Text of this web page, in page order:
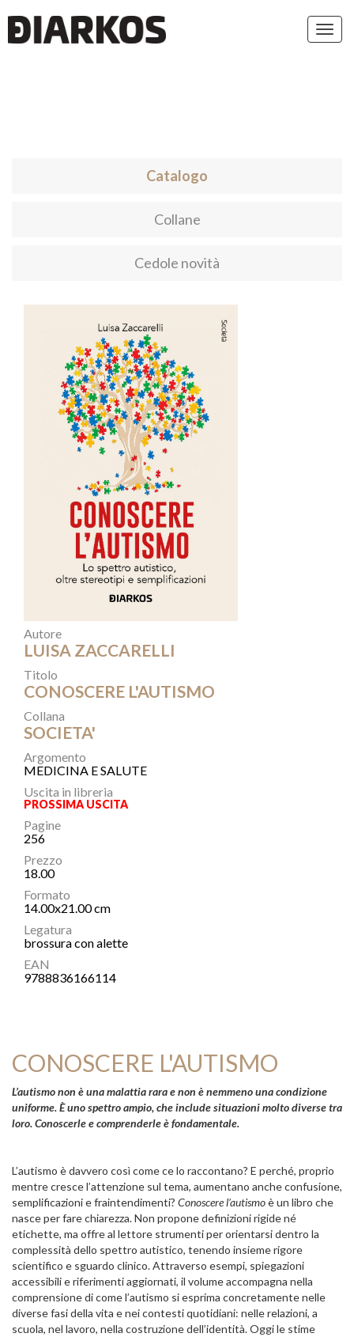
Catalogo
Collane
Cedole novità
Autore
LUISA ZACCARELLI
Titolo
CONOSCERE L'AUTISMO
Collana
SOCIETA'
Argomento
MEDICINA E SALUTE
Uscita in libreria
PROSSIMA USCITA
Pagine
256
Prezzo
18.00
Formato
14.00x21.00 cm
Legatura
brossura con alette
EAN
9788836166114
CONOSCERE L'AUTISMO
L’autismo non è una malattia rara e non è nemmeno una condizione
uniforme. È uno spettro ampio, che include situazioni molto diverse tra
loro. Conoscerle e comprenderle è fondamentale.
L’autismo è davvero così come ce lo raccontano? E perché, proprio
mentre cresce l’attenzione sul tema, aumentano anche confusione,
semplificazioni e fraintendimenti? Conoscere l’autismoè un libro che
nasce per fare chiarezza. Non propone definizioni rigide né
etichette, ma offre al lettore strumenti per orientarsi dentro la
complessità dello spettro autistico, tenendo insieme rigore
scientifico e sguardo clinico. Attraverso esempi, spiegazioni
accessibili e riferimenti aggiornati, il volume accompagna nella
comprensione di come l’autismo si esprima concretamente nelle
diverse fasi della vita e nei contesti quotidiani: nelle relazioni, a
scuola, nel lavoro, nella costruzione dell’identità. Oggi le stime